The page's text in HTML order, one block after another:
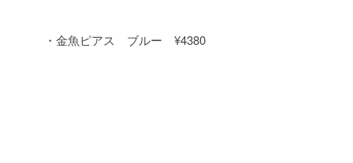
・金魚ピアス ブルー ¥4380